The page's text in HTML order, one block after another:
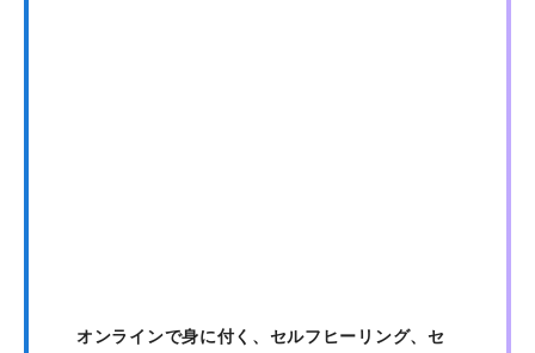
オンラインで身に付く、セルフヒーリング、セ